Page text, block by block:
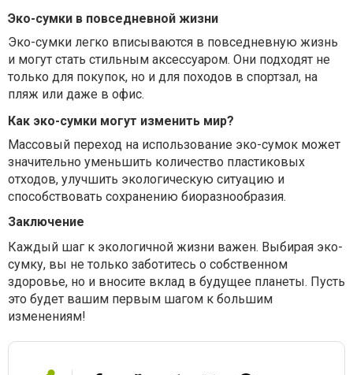
Эко-сумки в повседневной жизни
Эко-сумки легко вписываются в повседневную жизнь
и могут стать стильным аксессуаром. Они подходят не
только для покупок, но и для походов в спортзал, на
пляж или даже в офис.
Как эко-сумки могут изменить мир?
Массовый переход на использование эко-сумок может
значительно уменьшить количество пластиковых
отходов, улучшить экологическую ситуацию и
способствовать сохранению биоразнообразия.
Заключение
Каждый шаг к экологичной жизни важен. Выбирая эко-
сумку, вы не только заботитесь о собственном
здоровье, но и вносите вклад в будущее планеты. Пусть
это будет вашим первым шагом к большим
изменениям!